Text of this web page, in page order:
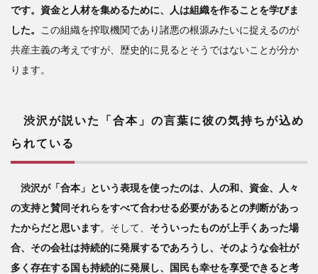
です。資金と人材を集めるために、人は組織を作ることを学びま
した。
この組織を搾取機関であり諸悪の根源みたいに捉えるのが
共産主義の考えですが、歴史的に見るとそうではないことが分か
ります。
渋沢が説いた「合本」の言葉に彼の気持ちが込め
られている
渋沢が「合本」という表現を使ったのは、人の和、資金、人々
の支持と賛同それらをすべて合わせる必要があるとの判断があっ
たからだと思います。そして、 そういったものが上手くあった場
合、その会社は持続的に発展するであろうし、そのような会社が
多く存在する国も持続的に発展し、国民も幸せを享受できると考